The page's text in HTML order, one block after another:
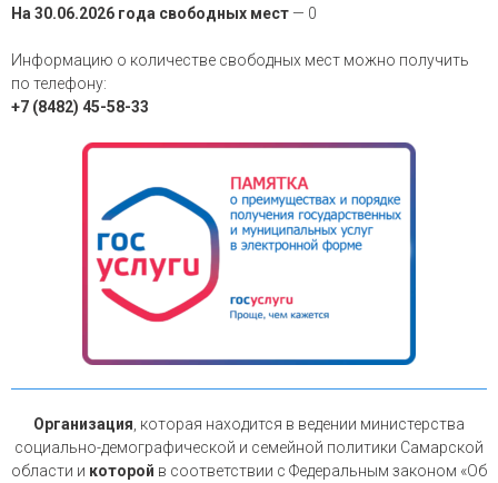
На 30.06.2026 года свободных мест — 0
Информацию о количестве свободных мест можно получить
по телефону:
+7 (8482) 45-58-33
Организация , которая находится в ведении министерства
социально-демографической и семейной политики Самарской
области и которой в соответствии с Федеральным законом «Об